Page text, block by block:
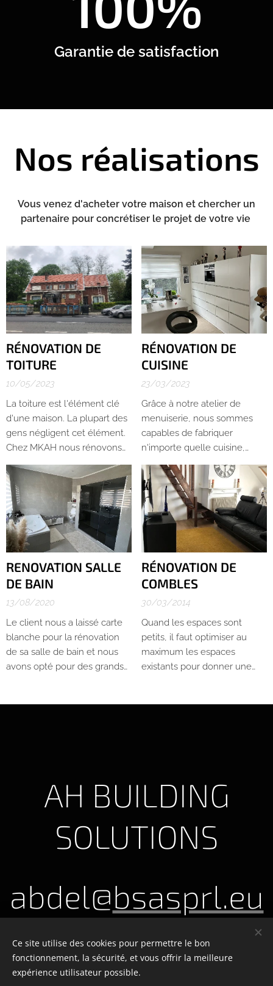
Garantie de satisfaction
Nos réalisations
Vous venez d'acheter votre maison et chercher un
partenaire pour concrétiser le projet de votre vie
RÉNOVATION DE
TOITURE
10/05/2023
La toiture est l'élément clé
d'une maison. La plupart des
gens négligent cet élément.
Chez MKAH nous rénovons
votre toiture et vous
accompagnons dans vos
démarches pour l'obtention
des primes existantes.
RÉNOVATION DE
CUISINE
23/03/2023
Grâce à notre atelier de
menuiserie, nous sommes
capables de fabriquer
n'importe quelle cuisine,
dressing, meuble, porte,
escalier ou autre objet selon
vos désirs et surtout adapté à
votre espace
RENOVATION SALLE
DE BAIN
13/08/2020
Le client nous a laissé carte
blanche pour la rénovation
de sa salle de bain et nous
avons opté pour des grands
RÉNOVATION DE
COMBLES
30/03/2014
Quand les espaces sont
petits, il faut optimiser au
maximum les espaces
existants pour donner une
AH BUILDING
SOLUTIONS
abdel@bsasprl.eu
GSM : +32496359998
Ce site utilise des cookies pour permettre le bon
fonctionnement, la sécurité, et vous offrir la meilleure
expérience utilisateur possible.